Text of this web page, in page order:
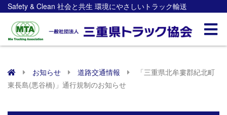
Safety & Clean 社会と共生 環境にやさしいトラック輸送
お知らせ 道路交通情報
「三重県北牟婁郡紀北町
東長島(悪谷橋)」通行規制のお知らせ